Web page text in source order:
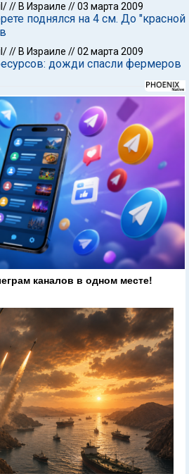
// В Израиле //03 марта 2009
поднялся на 4 см. До "красной
// В Израиле //02 марта 2009
дожди спасли фермеров
каналов в одном месте!